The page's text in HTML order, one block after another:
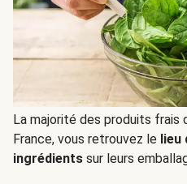
La majorité des produits frais
France, vous retrouvez le
ingrédients sur leurs